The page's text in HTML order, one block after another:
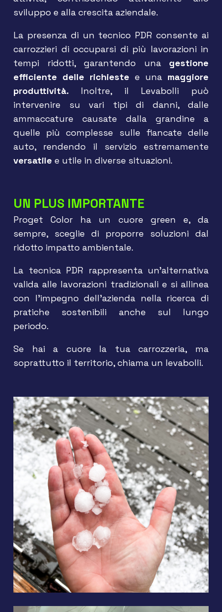
sviluppo e alla crescita aziendale.
La presenza di un tecnico PDR consente ai
carrozzieri di occuparsi di più lavorazioni in
tempi ridotti, garantendo una gestione
efficiente delle richieste e una maggiore
produttività. Inoltre, il Levabolli può
intervenire su vari tipi di danni, dalle
ammaccature causate dalla grandine a
quelle più complesse sulle fiancate delle
auto, rendendo il servizio estremamente
versatile e utile in diverse situazioni.
UN PLUS IMPORTANTE
Proget Color ha un cuore green e, da
sempre, sceglie di proporre soluzioni dal
ridotto impatto ambientale.
La tecnica PDR rappresenta un’alternativa
valida alle lavorazioni tradizionali e si allinea
con l’impegno dell’azienda nella ricerca di
pratiche sostenibili anche sul lungo
periodo.
Se hai a cuore la tua carrozzeria, ma
soprattutto il territorio, chiama un levabolli.